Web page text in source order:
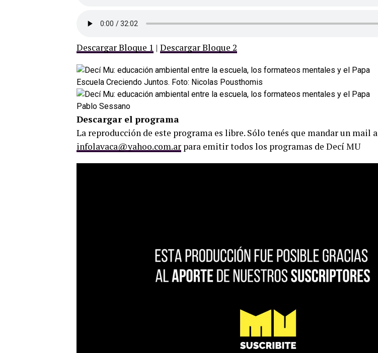
Descargar Bloque 1 | Descargar Bloque 2
Escuela Creciendo Juntos. Foto: Nicolas Pousthomis
Pablo Sessano
Descargar el programa
La reproducción de este programa es libre. Sólo tenés que mandar un mail a
infolavaca@yahoo.com.ar para emitir todos los programas de Decí MU